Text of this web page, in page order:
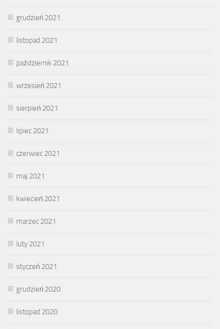
grudzień 2021
listopad 2021
październik 2021
wrzesień 2021
sierpień 2021
lipiec 2021
czerwiec 2021
maj 2021
kwiecień 2021
marzec 2021
luty 2021
styczeń 2021
grudzień 2020
listopad 2020